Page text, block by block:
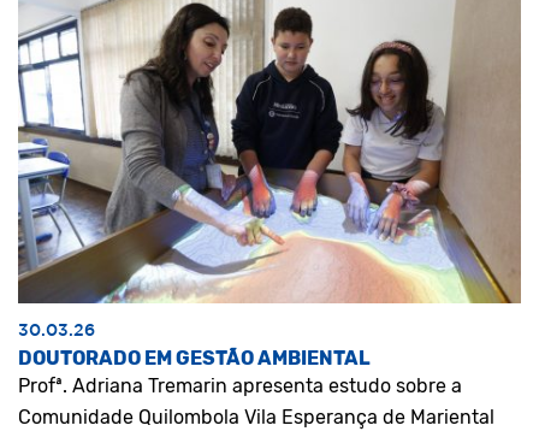
30.03.26
DOUTORADO EM GESTÃO AMBIENTAL
Profª. Adriana Tremarin apresenta estudo sobre a
Comunidade Quilombola Vila Esperança de Mariental